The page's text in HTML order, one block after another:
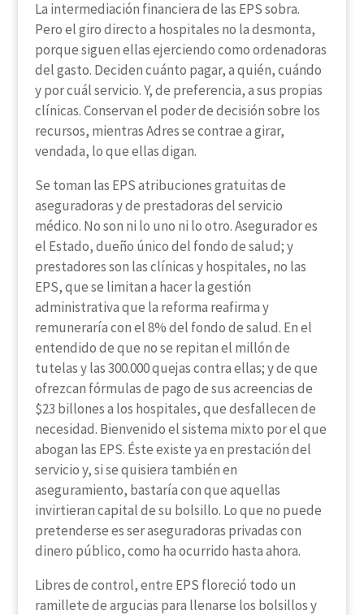
La intermediación financiera de las EPS sobra.
Pero el giro directo a hospitales no la desmonta,
porque siguen ellas ejerciendo como ordenadoras
del gasto. Deciden cuánto pagar, a quién, cuándo
y por cuál servicio. Y, de preferencia, a sus propias
clínicas. Conservan el poder de decisión sobre los
recursos, mientras Adres se contrae a girar,
vendada, lo que ellas digan.
Se toman las EPS atribuciones gratuitas de
aseguradoras y de prestadoras del servicio
médico. No son ni lo uno ni lo otro. Asegurador es
el Estado, dueño único del fondo de salud; y
prestadores son las clínicas y hospitales, no las
EPS, que se limitan a hacer la gestión
administrativa que la reforma reafirma y
remuneraría con el 8% del fondo de salud. En el
entendido de que no se repitan el millón de
tutelas y las 300.000 quejas contra ellas; y de que
ofrezcan fórmulas de pago de sus acreencias de
$23 billones a los hospitales, que desfallecen de
necesidad. Bienvenido el sistema mixto por el que
abogan las EPS. Éste existe ya en prestación del
servicio y, si se quisiera también en
aseguramiento, bastaría con que aquellas
invirtieran capital de su bolsillo. Lo que no puede
pretenderse es ser aseguradoras privadas con
dinero público, como ha ocurrido hasta ahora.
Libres de control, entre EPS floreció todo un
ramillete de argucias para llenarse los bolsillos y